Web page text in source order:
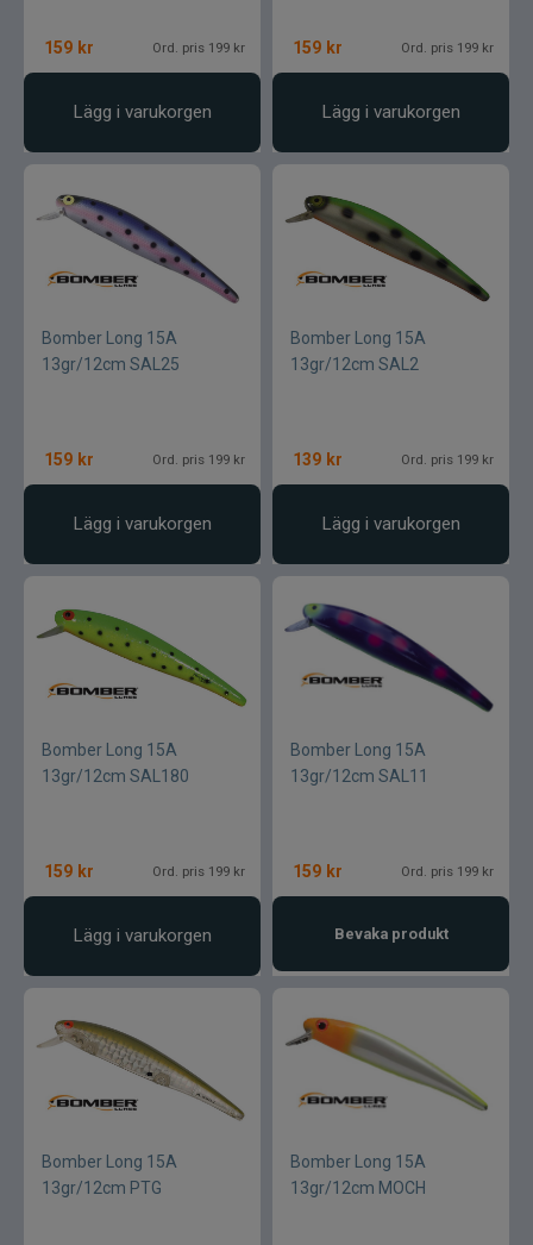
Penn
Pinewood
Pikewallis
Pikecraft
Prologic
Ram mounts
Rapala
Relax
River2Sea
Ron Thompson
Rovex
Salmo
Savage Gear
Scientific Anglers
159 kr Ord. pris 199 kr
Lägg i varukorgen
159 kr Ord. pris 199 kr
Lägg i varukorgen
Bomber Long 15A
13gr/12cm SAL25
159 kr Ord. pris 199 kr
Lägg i varukorgen
Bomber Long 15A
13gr/12cm SAL2
139 kr Ord. pris 199 kr
Lägg i varukorgen
Bomber Long 15A
13gr/12cm SAL180
159 kr Ord. pris 199 kr
Lägg i varukorgen
Bomber Long 15A
13gr/12cm SAL11
159 kr Ord. pris 199 kr
Bevaka produkt
Bomber Long 15A
13gr/12cm PTG
Bomber Long 15A
13gr/12cm MOCH